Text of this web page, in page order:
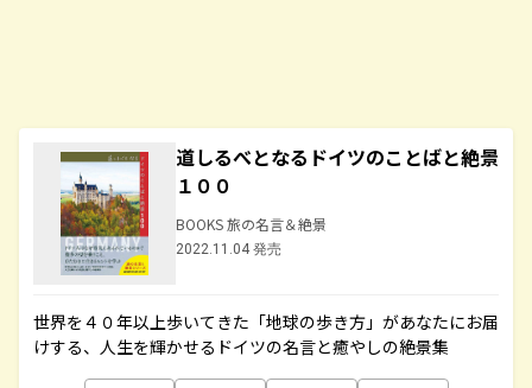
道しるべとなるドイツのことばと絶景
１００
BOOKS 旅の名言＆絶景
2022.11.04 発売
世界を４０年以上歩いてきた「地球の歩き方」があなたにお届
けする、人生を輝かせるドイツの名言と癒やしの絶景集